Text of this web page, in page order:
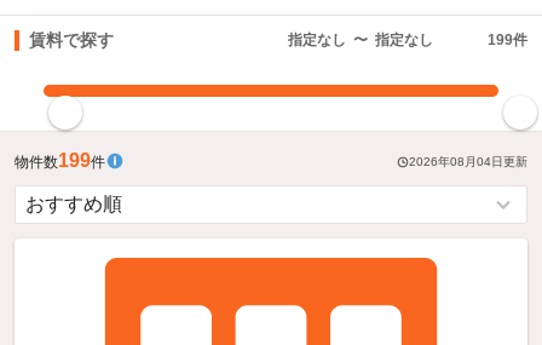
賃料で探す 指定なし 〜 指定なし 199件
物件数199件 2026年08月04日更新